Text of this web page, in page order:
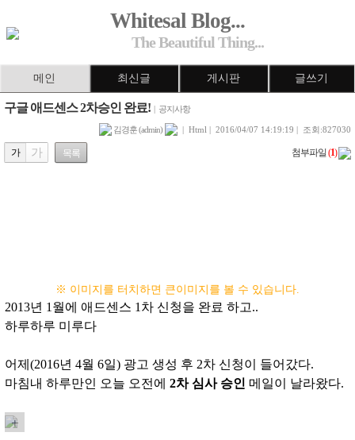
Whitesal Blog...
The Beautiful Thing...
메인 최신글 게시판 글쓰기
구글 애드센스 2차승인 완료! 공지사항
김경훈 (admin) | Html | 2016/04/07 14:19:19 | 조회:827030
가 가 목록 첨부파일 (1)
※ 이미지를 터치하면 큰이미지를 볼 수 있습니다.
2013년 1월에 애드센스 1차 신청을 완료 하고..
하루하루 미루다
어제(2016년 4월 6일) 광고 생성 후 2차 신청이 들어갔다.
마침내 하루만인 오늘 오전에 2차 심사 승인 메일이 날라왔다.
+